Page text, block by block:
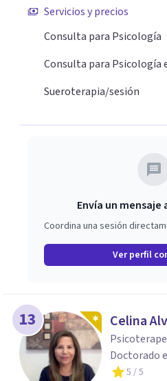
Servicios y precios
Consulta para Psicología
Consulta para Psicología
Sueroterapia/sesión
Envía un
Coordina una sesión
Ver perfil
13 Celina
Doctorado
5 / 5